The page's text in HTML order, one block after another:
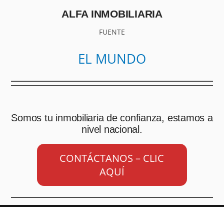
ALFA INMOBILIARIA
FUENTE
EL MUNDO
Somos tu inmobiliaria de confianza, estamos a
nivel nacional.
CONTÁCTANOS – CLIC
AQUÍ